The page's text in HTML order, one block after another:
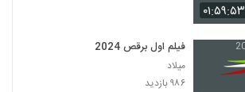
۰۱:۵۹:۵۳
فیلم اول برقص 2024
میلاد
۹۸۶ بازدید